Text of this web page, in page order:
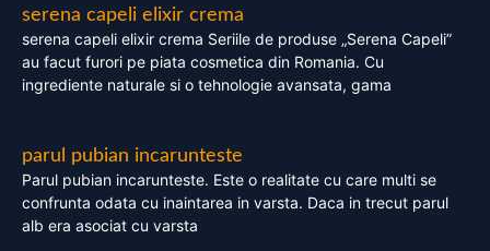
serena capeli elixir crema
serena capeli elixir crema Seriile de produse „Serena Capeli”
au facut furori pe piata cosmetica din Romania. Cu
ingrediente naturale si o tehnologie avansata, gama
parul pubian incarunteste
Parul pubian incarunteste. Este o realitate cu care multi se
confrunta odata cu inaintarea in varsta. Daca in trecut parul
alb era asociat cu varsta